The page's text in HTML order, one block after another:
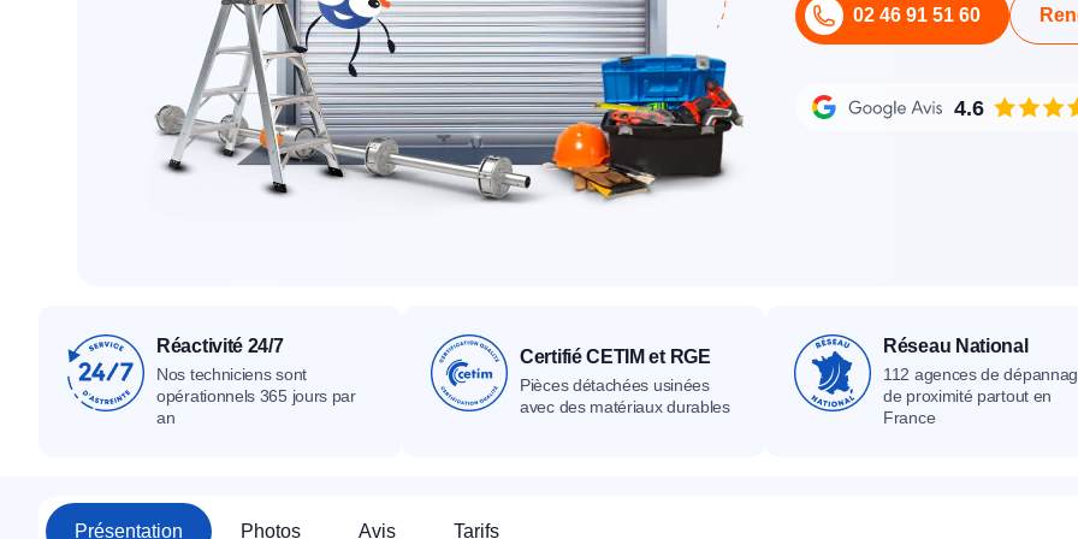
Tous nos produits Catalogue Devis gratuit
Tous nos produits Catalogue Devis gratuit Contact
Tous nos produits Catalogue Devis gratuit Contact
02 46 91 51 60
4.6
Réactivité 24/7
Nos techniciens sont
opérationnels 365 jours par
an
Certifié CETIM et RGE
Pièces détachées usinées
avec des matériaux durables
Réseau National
112 agences de
de proximité partout en
France
Présentation Photos Avis Tarifs